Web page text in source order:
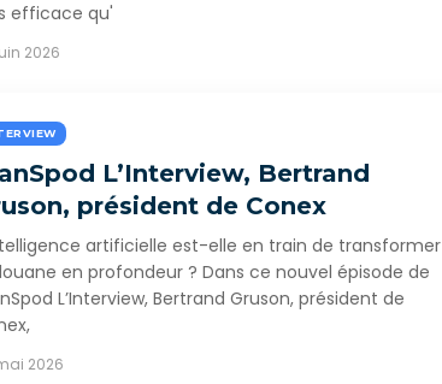
efficace qu'
2026
L’Interview, Bertrand
président de Conex
artificielle est-elle en train de transformer
en profondeur ? Dans ce nouvel épisode de
L’Interview, Bertrand Gruson, président de
2026